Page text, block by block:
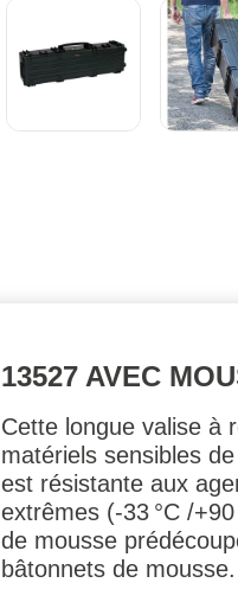
13527 AVEC
Cette longue valise à
matériels sensibles
est résistante aux
extrêmes (-33 °C /
de mousse
bâtonnets de mousse.